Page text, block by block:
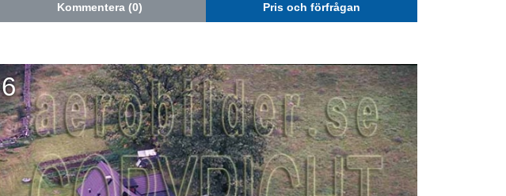
Kommentera (0) Pris och förfrågan
6